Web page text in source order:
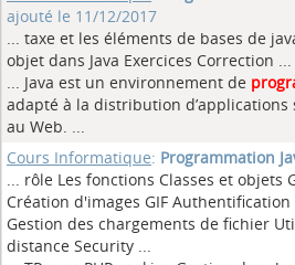
ajouté le 11/12/2017
... taxe et les éléments de bases de
objet dans Java Exercices Correction ...
... Java est un environnement de
adapté à la distribution
au Web. ...
Cours Informatique: Programmation
... rôle Les fonctions Classes et objets
Création d'images GIF Authentification
Gestion des chargements de fichier
distance Security ...